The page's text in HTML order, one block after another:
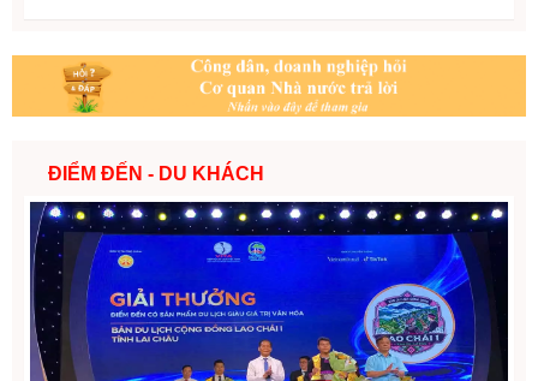
Thực hiện cải cách tiền lương, tinh gọn bộ máy, tinh
giản biên chế; có chính sách ưu đãi về tiền lương,
Công tác biên giới, lãnh thổ: Cần nâng cao năng lực
Lai Châu: 64 mô hình, sáng kiến và sản phẩm ứng
dụng công nghệ số được đăng ký, phê duyệt và cấp
phép thử nghiệm có kiểm soát
Hội đàm lần thứ hai về xây dựng cầu đường bộ đa
công năng
ĐIỂM ĐẾN - DU KHÁCH